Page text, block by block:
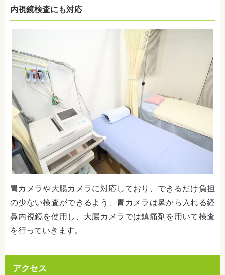
内視鏡検査にも対応
胃カメラや大腸カメラに対応しており、できるだけ負担
の少ない検査ができるよう、胃カメラは鼻から入れる経
鼻内視鏡を使用し、大腸カメラでは鎮痛剤を用いて検査
を行っていきます。
アクセス